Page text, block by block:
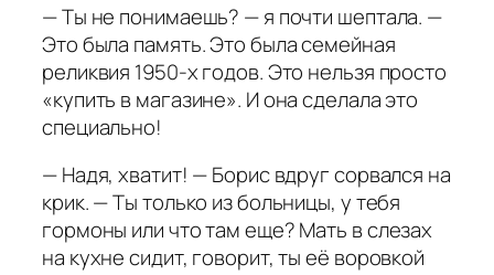
— Ты не понимаешь? — я почти шептала. —
Это была память. Это была семейная
реликвия 1950-х годов. Это нельзя просто
«купить в магазине». И она сделала это
специально!
— Надя, хватит! — Борис вдруг сорвался на
крик. — Ты только из больницы, у тебя
гормоны или что там еще? Мать в слезах
на кухне сидит, говорит, ты её воровкой